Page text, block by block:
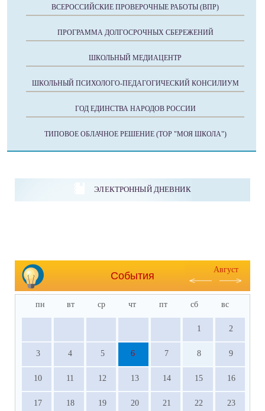
ВСЕРОССИЙСКИЕ ПРОВЕРОЧНЫЕ РАБОТЫ (ВПР)
ПРОГРАММА ДОЛГОСРОЧНЫХ СБЕРЕЖЕНИЙ
ШКОЛЬНЫЙ МЕДИАЦЕНТР
ШКОЛЬНЫЙ ПСИХОЛОГО-ПЕДАГОГИЧЕСКИЙ КОНСИЛИУМ
ГОД ЕДИНСТВА НАРОДОВ РОССИИ
ТИПОВОЕ ОБЛАЧНОЕ РЕШЕНИЕ (ТОР "МОЯ ШКОЛА")
ЭЛЕКТРОННЫЙ ДНЕВНИК
События
Август
пн вт ср чт пт сб вс
1 2
3 4 5 6 7 8 9
10 11 12 13 14 15 16
17 18 19 20 21 22 23